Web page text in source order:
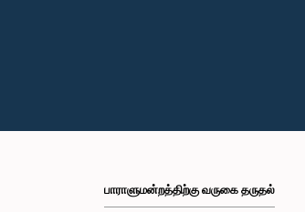
பாராளுமன்றத்திற்கு வருகை தருதல்